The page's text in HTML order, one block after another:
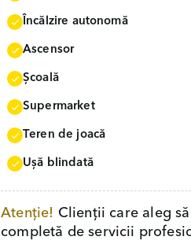
Încălzire autonomă
Ascensor
Școală
Supermarket
Teren de joacă
Uşă blindată
Atenție! Clienții care aleg
completă de servicii